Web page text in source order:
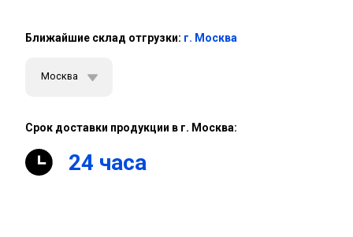
Ближайшие склад отгрузки: г. Москва
Москва
Срок доставки продукции в г. Москва:
24 часа